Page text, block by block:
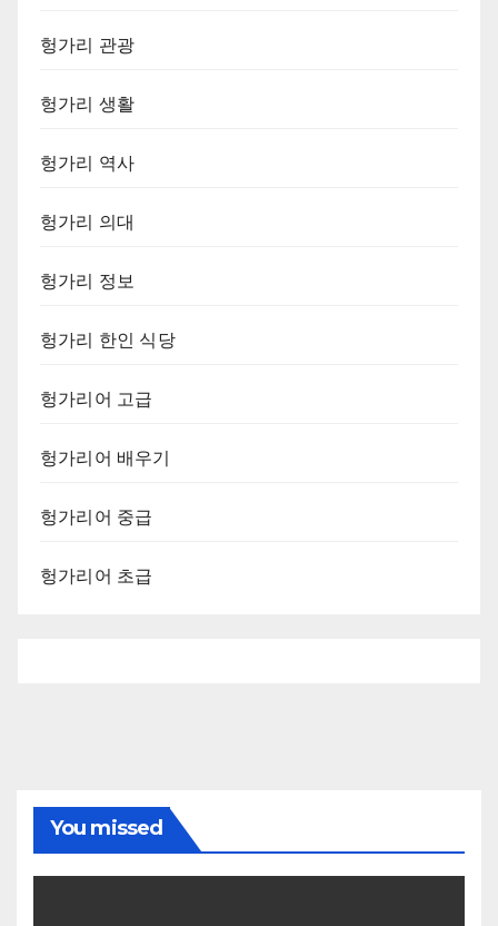
헝가리 관광
헝가리 생활
헝가리 역사
헝가리 의대
헝가리 정보
헝가리 한인 식당
헝가리어 고급
헝가리어 배우기
헝가리어 중급
헝가리어 초급
You missed